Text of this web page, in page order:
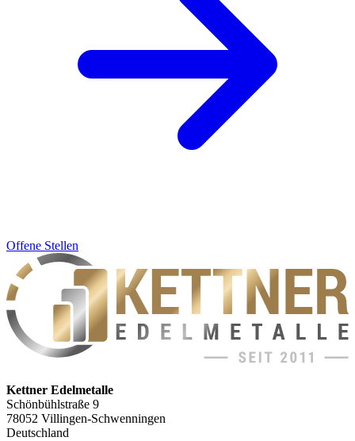
Offene Stellen
Kettner Edelmetalle
Schönbühlstraße 9
78052 Villingen-Schwenningen
Deutschland